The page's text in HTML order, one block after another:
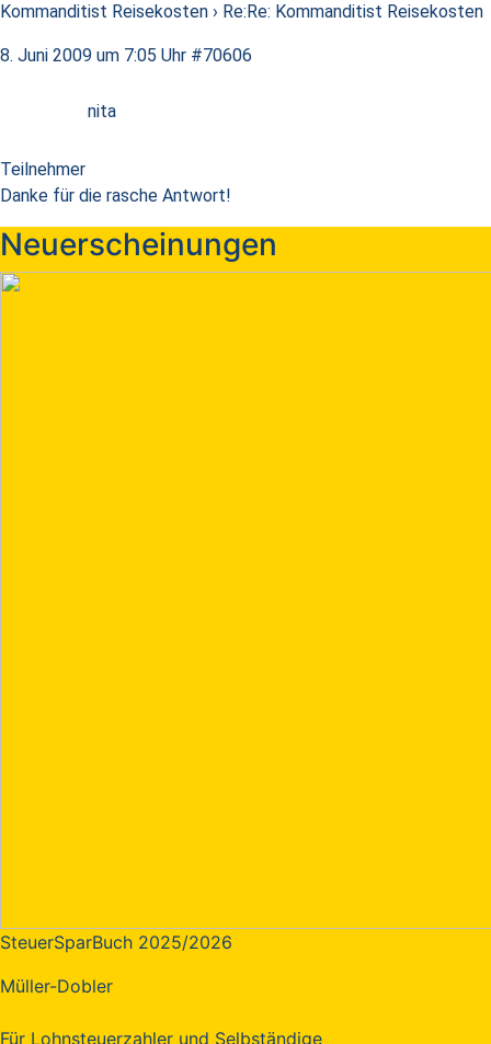
Kommanditist Reisekosten › Re:Re: Kommanditist Reisekosten
8. Juni 2009 um 7:05 Uhr #70606
nita
Teilnehmer
Danke für die rasche Antwort!
Neuerscheinungen
SteuerSparBuch 2025/2026
Müller-Dobler
Für Lohnsteuerzahler und Selbständige